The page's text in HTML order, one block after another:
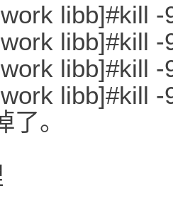
libb]#kill -
libb]#kill -
libb]#kill -
libb]#kill -
。